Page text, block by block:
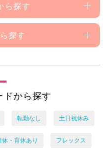
ら探す
探す
ドから探す
転勤なし 土日祝休み
休・育休あり フレックス